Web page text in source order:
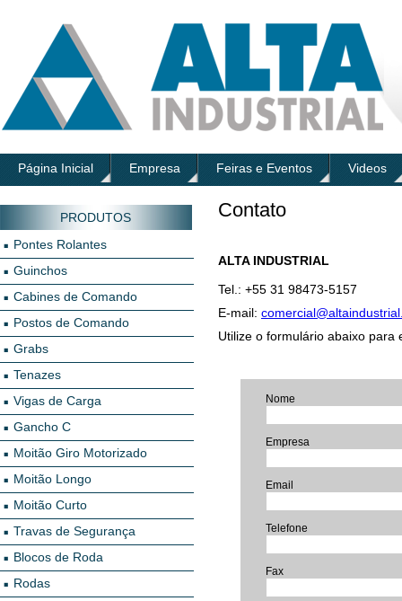
Página Inicial Empresa Feiras e Eventos Videos
PRODUTOS
Pontes Rolantes
Guinchos
Cabines de Comando
Postos de Comando
Grabs
Tenazes
Vigas de Carga
Gancho C
Moitão Giro Motorizado
Moitão Longo
Moitão Curto
Travas de Segurança
Blocos de Roda
Rodas
Contato
ALTA INDUSTRIAL
Tel.: +55 31 98473-5157
E-mail:
Utilize o formulário abaixo para
Nome
Empresa
Email
Telefone
Fax